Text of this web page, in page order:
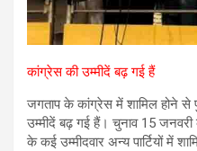
कांग्रेस की उम्मीदें बढ़ गई हैं
जगताप के कांग्रेस में शामिल होने से
उम्मीदें बढ़ गई हैं। चुनाव 15
के कई उम्मीदवार अन्य पार्टियों में